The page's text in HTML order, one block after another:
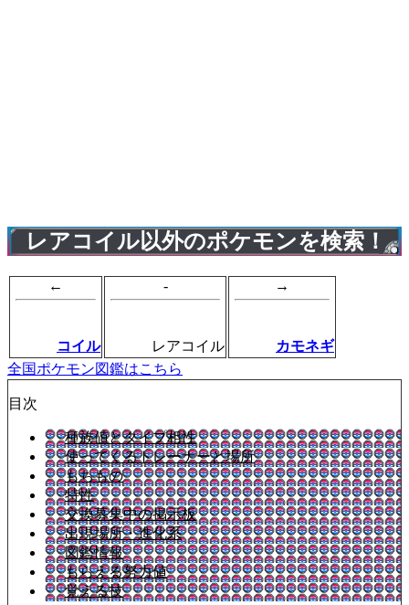
レアコイル以外のポケモンを検索！
←
コイル
-
レアコイル
→
カモネギ
全国ポケモン図鑑はこちら
目次
種族値とタイプ相性
使ってくるトレーナーと場所
もちもの
特性
交換募集中の掲示板
出現場所・進化系
図鑑情報
もらえる努力値
覚える技